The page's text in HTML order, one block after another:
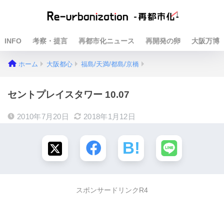
INFO 考察・提言 再都市化ニュース 再開発の卵 大阪万博
ホーム 大阪都心 福島/天満/都島/京橋
セントプレイスタワー 10.07
2010年7月20日 2018年1月12日
スポンサードリンクR4